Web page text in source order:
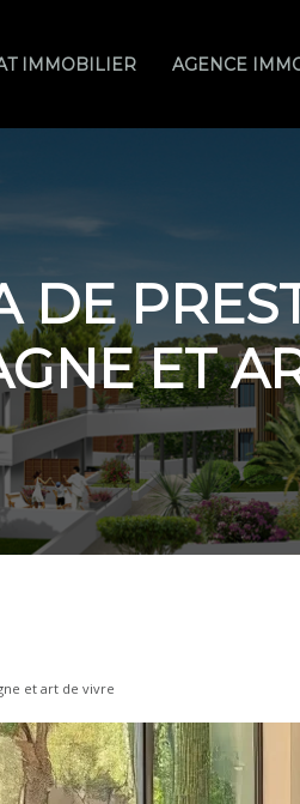
IMMOBILIER AGENCE
ET
et art de vivre